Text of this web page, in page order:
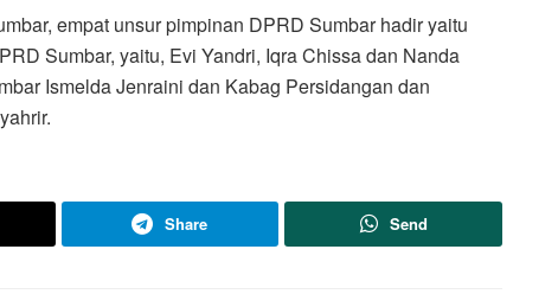
empat unsur pimpinan DPRD Sumbar hadir yaitu
Sumbar, yaitu, Evi Yandri, Iqra Chissa dan Nanda
Ismelda Jenraini dan Kabag Persidangan dan
Share Send